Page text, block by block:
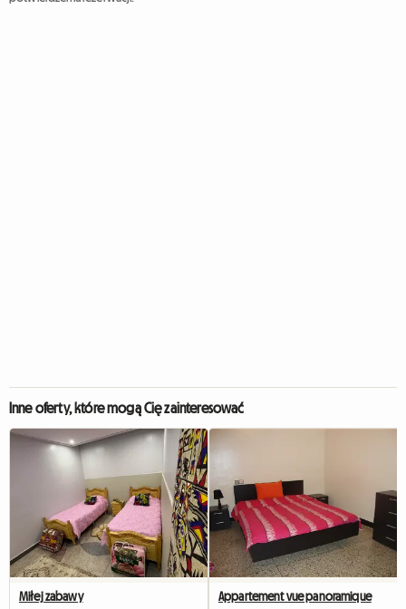
Inne oferty, które mogą Cię zainteresować
Miłej zabawy Appartement vue panoramique